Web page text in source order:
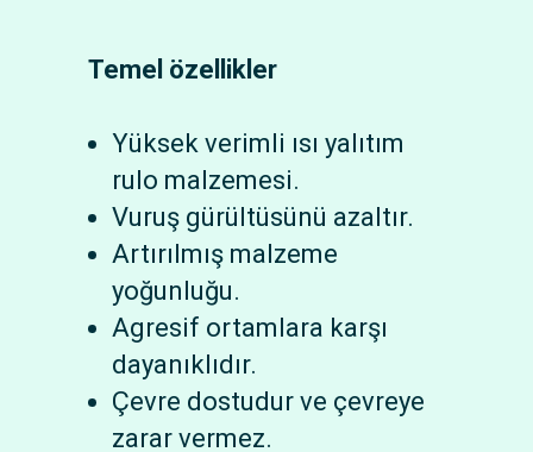
Temel özellikler
Yüksek verimli ısı yalıtım
rulo malzemesi.
Vuruş gürültüsünü azaltır.
Artırılmış malzeme
yoğunluğu.
Agresif ortamlara karşı
dayanıklıdır.
Çevre dostudur ve çevreye
zarar vermez.